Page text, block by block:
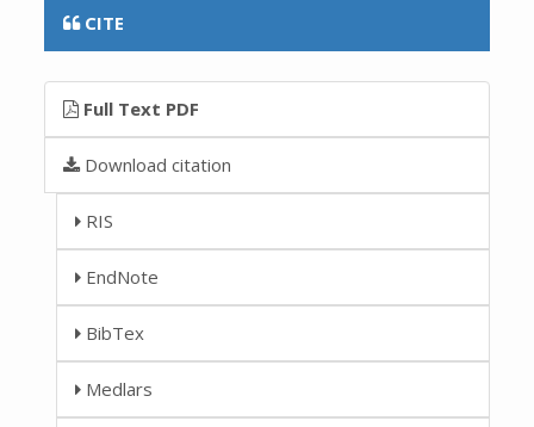
CITE
Full Text PDF
Download citation
RIS
EndNote
BibTex
Medlars